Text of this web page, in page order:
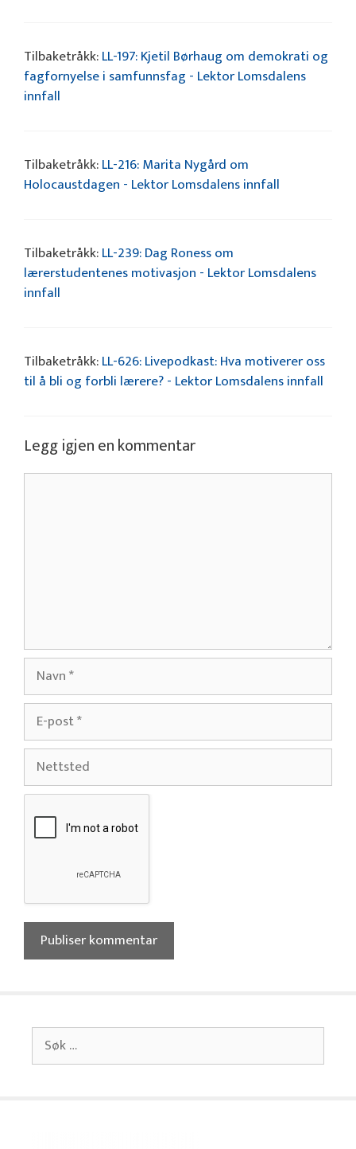
Tilbaketråkk:LL-197: Kjetil Børhaug om demokrati og
fagfornyelse i samfunnsfag - Lektor Lomsdalens
innfall
Tilbaketråkk:LL-216: Marita Nygård om
Holocaustdagen - Lektor Lomsdalens innfall
Tilbaketråkk:LL-239: Dag Roness om
lærerstudentenes motivasjon - Lektor Lomsdalens
innfall
Tilbaketråkk:LL-626: Livepodkast: Hva motiverer oss
til å bli og forbli lærere? - Lektor Lomsdalens innfall
Legg igjen en kommentar
Navn
post
Nettsted
Søk
etter: